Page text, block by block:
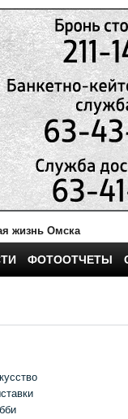
жизнь Омска
ФОТООТЧЕТЫ